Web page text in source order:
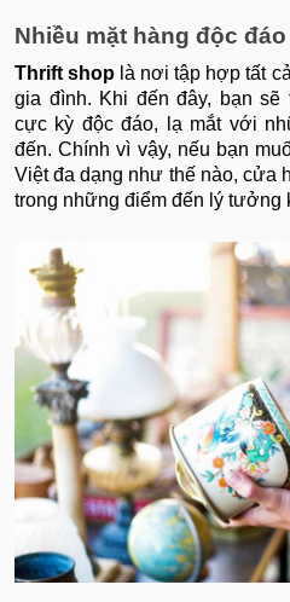
Nhiều mặt hàng độc
Thrift shop là nơi tập hợp tất
gia đình. Khi đến đây, bạn
cực kỳ độc đáo, lạ mắt với
đến. Chính vì vậy, nếu bạn
Việt đa dạng như thế nào, cửa
trong những điểm đến lý tưởng